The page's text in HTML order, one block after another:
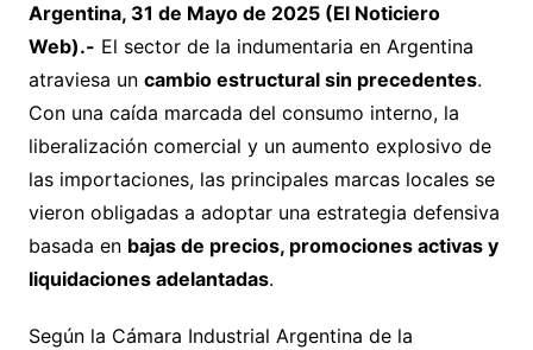
Argentina, 31 de Mayo de 2025 (El Noticiero
Web).- El sector de la indumentaria en Argentina
atraviesa un cambio estructural sin precedentes.
Con una caída marcada del consumo interno, la
liberalización comercial y un aumento explosivo de
las importaciones, las principales marcas locales se
vieron obligadas a adoptar una estrategia defensiva
basada en bajas de precios, promociones activas y
liquidaciones adelantadas.
Según la Cámara Industrial Argentina de la